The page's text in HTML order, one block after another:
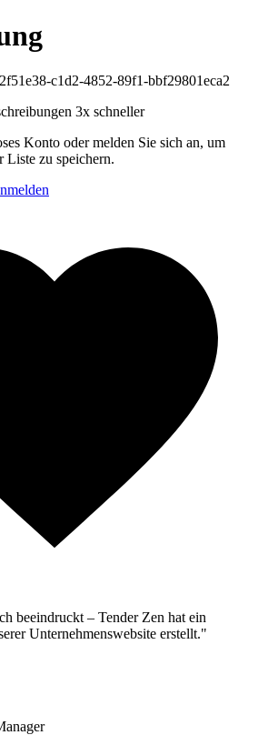
c1d2-4852-89f1-bbf29801eca2
3x schneller
Konto oder melden Sie sich an, um
Liste zu speichern.
beeindruckt – Tender Zen hat ein
Unternehmenswebsite erstellt."